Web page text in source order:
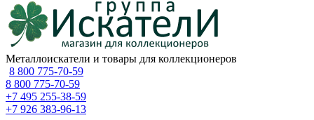
Металлоискатели и товары для коллекционеров
8 800 775-70-59
8 800 775-70-59
+7 495 255-38-59
+7 926 383-96-13